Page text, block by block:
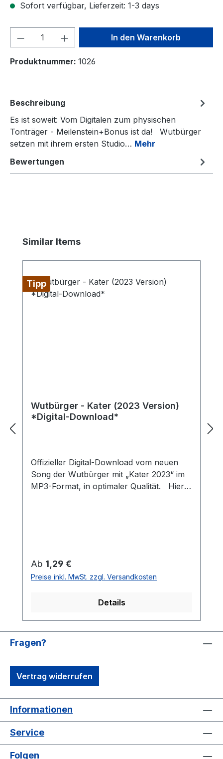
Sofort verfügbar, Lieferzeit: 1-3 days
Produkt Anzahl: Gib denIn den Warenkorb
Produktnummer: 1026
Beschreibung
Es ist soweit: Vom Digitalen zum physischen
Tonträger - Meilenstein+Bonus ist da! Wutbürger
setzen mit ihrem ersten Studio… Mehr
Bewertungen
Produktgalerie überspringen
Similar Items
Tipp
Wutbürger - Kater (2023 Version)
*Digital-Download*
Offizieller Digital-Download vom neuen
Song der Wutbürger mit „Kater 2023“ im
MP3-Format, in optimaler Qualität. Hier
sofort im Kundenkonto verfügbar***
Regulärer Preis:
Ab 1,29 €
Preise inkl. MwSt. zzgl. Versandkosten
Details
Fragen?
Vertrag widerrufen
Informationen
Service
Folgen